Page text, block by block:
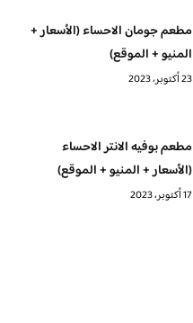
مطعم جومان الاحساء (الأسعار +
المنيو + الموقع)
23 أكتوبر، 2023
مطعم بوفيه الانتر الاحساء
(الأسعار + المنيو + الموقع)
17 أكتوبر، 2023